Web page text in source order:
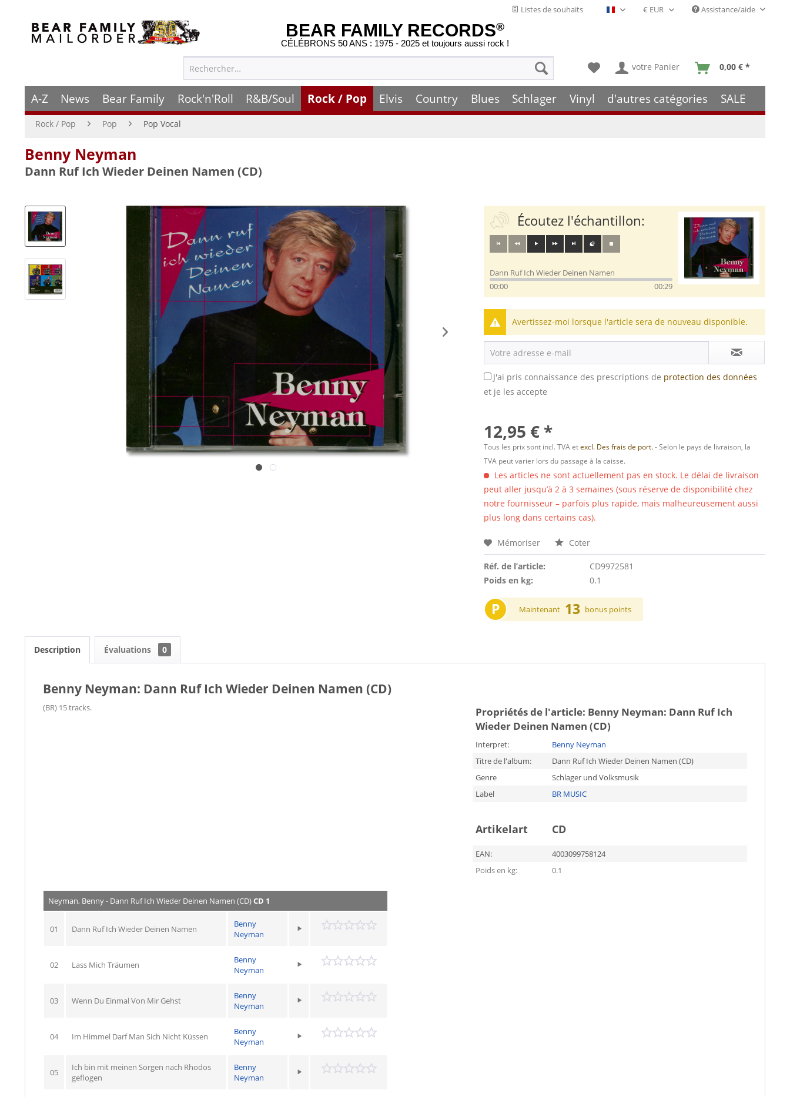
Listes de souhaits Français- FR Assistance/aide
BEAR FAMILY RECORDS®
CÉLÉBRONS 50 ANS : 1975 - 2025 et toujours aussi rock !
votre Panier 0,00 € *
A-Z News Bear Family Rock'n'Roll R&B/Soul Rock / Pop Elvis Country Blues Schlager Vinyl d'autres catégories SALE
Rock / Pop Pop Pop Vocal
Benny Neyman
Dann Ruf Ich Wieder Deinen Namen (CD)
Écoutez l'échantillon:
Dann Ruf Ich Wieder Deinen Namen
00:00
00:29
Avertissez-moi lorsque l'article sera de nouveau disponible.
J'ai pris connaissance des prescriptions de protection des données
et je les accepte
12,95 € *
Tous les prix sont incl. TVA etexcl. Des frais de port.- Selon le pays de livraison, la
TVA peut varier lors du passage à la caisse.
Les articles ne sont actuellement pas en stock. Le délai de livraison
peut aller jusqu’à 2 à 3 semaines (sous réserve de disponibilité chez
notre fournisseur – parfois plus rapide, mais malheureusement aussi
plus long dans certains cas).
Mémoriser Coter
Réf. de l’article:
CD9972581
Poids en kg:
0.1
P Maintenant 13 bonus points
Description Évaluations 0
Benny Neyman: Dann Ruf Ich Wieder Deinen Namen (CD)
(BR) 15 tracks. Propriétés de l'article: Benny Neyman: Dann Ruf Ich
Wieder Deinen Namen (CD)
Interpret:
Benny Neyman
Titre de l'album:
Dann Ruf Ich Wieder Deinen Namen (CD)
Genre
Schlager und Volksmusik
Label
BR MUSIC
Artikelart CD
EAN:
4003099758124
Poids en kg:
0.1
Neyman, Benny - Dann Ruf Ich Wieder Deinen Namen (CD)CD 1
01 Dann Ruf Ich Wieder Deinen Namen
Benny
Neyman
02 Lass Mich Träumen
Benny
Neyman
03 Wenn Du Einmal Von Mir Gehst
Benny
Neyman
04 Im Himmel Darf Man Sich Nicht Küssen
Benny
Neyman
05
Ich bin mit meinen Sorgen nach Rhodos
geflogen
Benny
Neyman